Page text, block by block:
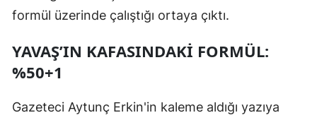
formül üzerinde çalıştığı ortaya çıktı.
YAVAŞ’IN KAFASINDAKİ FORMÜL:
%50+1
Gazeteci Aytunç Erkin'in kaleme aldığı yazıya